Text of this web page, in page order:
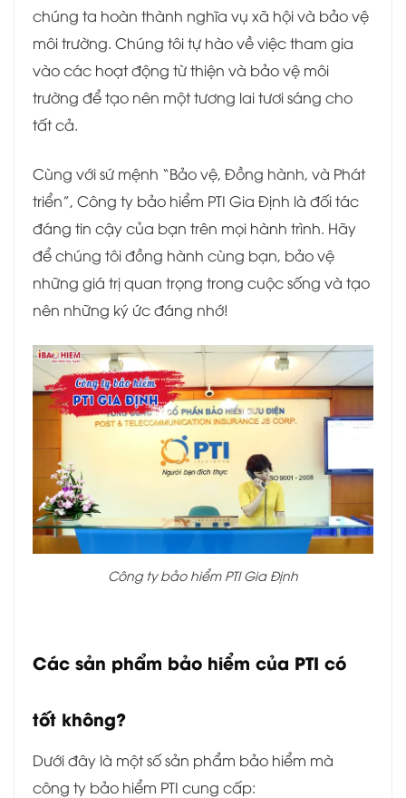
chúng ta hoàn thành nghĩa vụ xã hội và bảo vệ
môi trường. Chúng tôi tự hào về việc tham gia
vào các hoạt động từ thiện và bảo vệ môi
trường để tạo nên một tương lai tươi sáng cho
tất cả.
Cùng với sứ mệnh “Bảo vệ, Đồng hành, và Phát
triển”, Công ty bảo hiểm PTI Gia Định là đối tác
đáng tin cậy của bạn trên mọi hành trình. Hãy
để chúng tôi đồng hành cùng bạn, bảo vệ
những giá trị quan trọng trong cuộc sống và tạo
nên những ký ức đáng nhớ!
Công ty bảo hiểm PTI Gia Định
Các sản phẩm bảo hiểm của PTI có
tốt không?
Dưới đây là một số sản phẩm bảo hiểm mà
công ty bảo hiểm PTI cung cấp: